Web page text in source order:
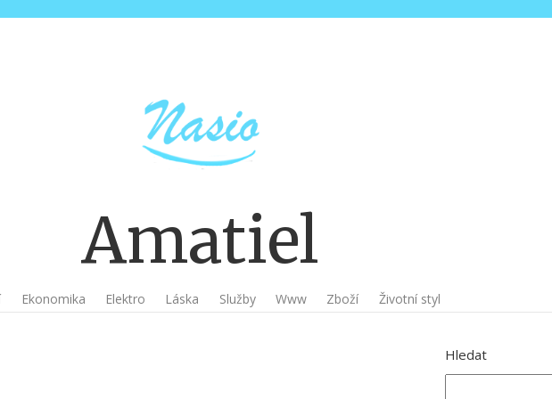
Amatiel
Ekonomika Elektro Láska Služby Www Zboží Životní styl
Hledat